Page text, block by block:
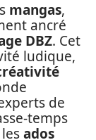
mangas,
ancré
DBZ. Cet
ludique,
de
temps
ados